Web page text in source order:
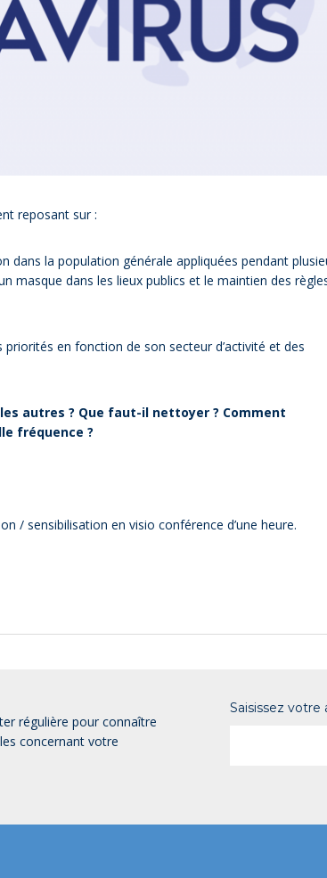
reposant sur :
dans la population générale appliquées pendant
masque dans les lieux publics et le maintien des
en fonction de son secteur d’activité et des
autres ? Que faut-il nettoyer ? Comment
fréquence ?
/ sensibilisation en visio conférence d’une heure.
régulière pour connaître
concernant votre
Saisissez votre